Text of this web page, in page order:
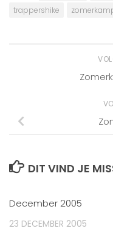
trappershike
DIT VIND JE
December 2005
23 DECEMBER 2005